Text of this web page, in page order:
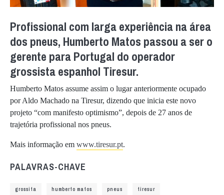
Profissional com larga experiência na área
dos pneus, Humberto Matos passou a ser o
gerente para Portugal do operador
grossista espanhol Tiresur.
Humberto Matos assume assim o lugar anteriormente ocupado
por Aldo Machado na Tiresur, dizendo que inicia este novo
projeto “com manifesto optimismo”, depois de 27 anos de
trajetória profissional nos pneus.
Mais informação em www.tiresur.pt.
PALAVRAS-CHAVE
grossita humberto matos pneus tiresur